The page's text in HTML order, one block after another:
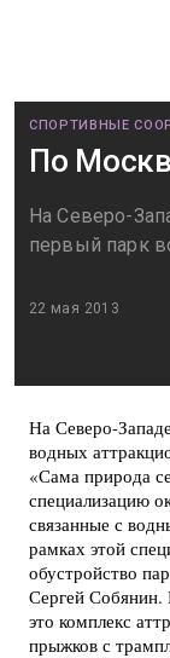
СПОРТИВНЫЕ
По
На Северо-
первый парк
22 мая 2013
На Северо-
водных
«Сама природа
специализацию
связанные с
рамках этой
обустройство
Сергей
это комплекс
прыжков с